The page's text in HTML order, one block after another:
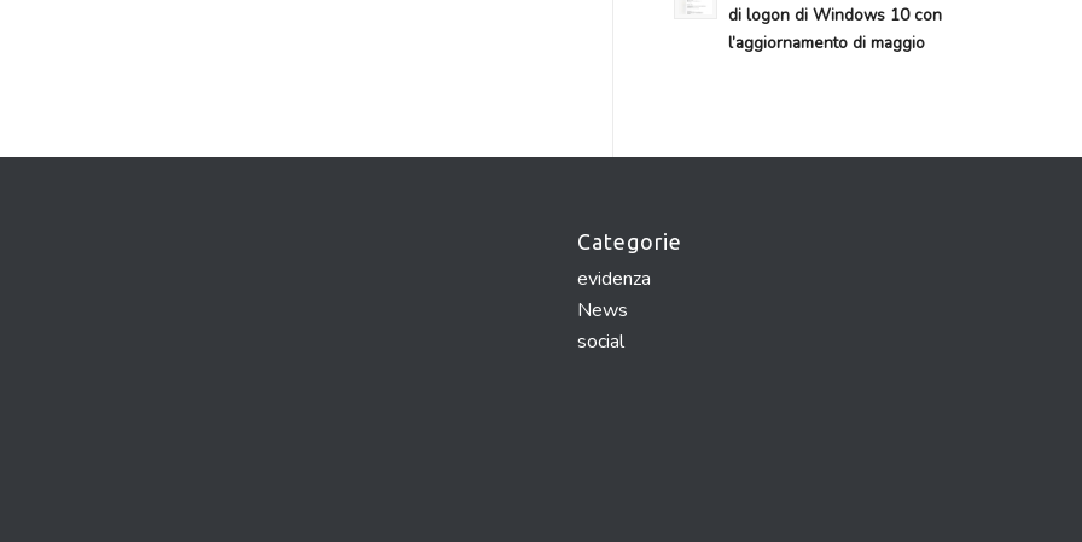
di logon di Windows 10 con
l’aggiornamento di maggio
Categorie
evidenza
News
social